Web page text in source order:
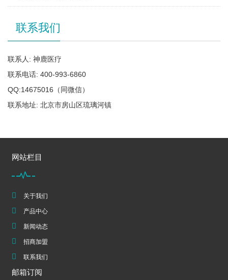
联系我们
联系人: 神鹿医疗
联系电话: 400-993-6860
QQ:14675016（同微信）
联系地址: 北京市房山区琉璃河镇
网站栏目
关于我们
产品中心
新闻动态
招商加盟
联系我们
邮箱订阅